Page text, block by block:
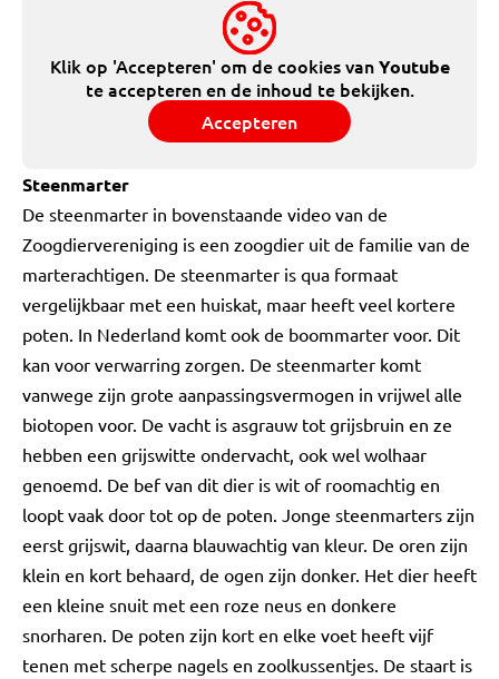
Klik op 'Accepteren' om de cookies vanYoutube
te accepteren en de inhoud te bekijken.
Accepteren
Steenmarter
De steenmarter in bovenstaande video van de
Zoogdiervereniging is een zoogdier uit de familie van de
marterachtigen. De steenmarter is qua formaat
vergelijkbaar met een huiskat, maar heeft veel kortere
poten. In Nederland komt ook de boommarter voor. Dit
kan voor verwarring zorgen. De steenmarter komt
vanwege zijn grote aanpassingsvermogen in vrijwel alle
biotopen voor. De vacht is asgrauw tot grijsbruin en ze
hebben een grijswitte ondervacht, ook wel wolhaar
genoemd. De bef van dit dier is wit of roomachtig en
loopt vaak door tot op de poten. Jonge steenmarters zijn
eerst grijswit, daarna blauwachtig van kleur. De oren zijn
klein en kort behaard, de ogen zijn donker. Het dier heeft
een kleine snuit met een roze neus en donkere
snorharen. De poten zijn kort en elke voet heeft vijf
tenen met scherpe nagels en zoolkussentjes. De staart is